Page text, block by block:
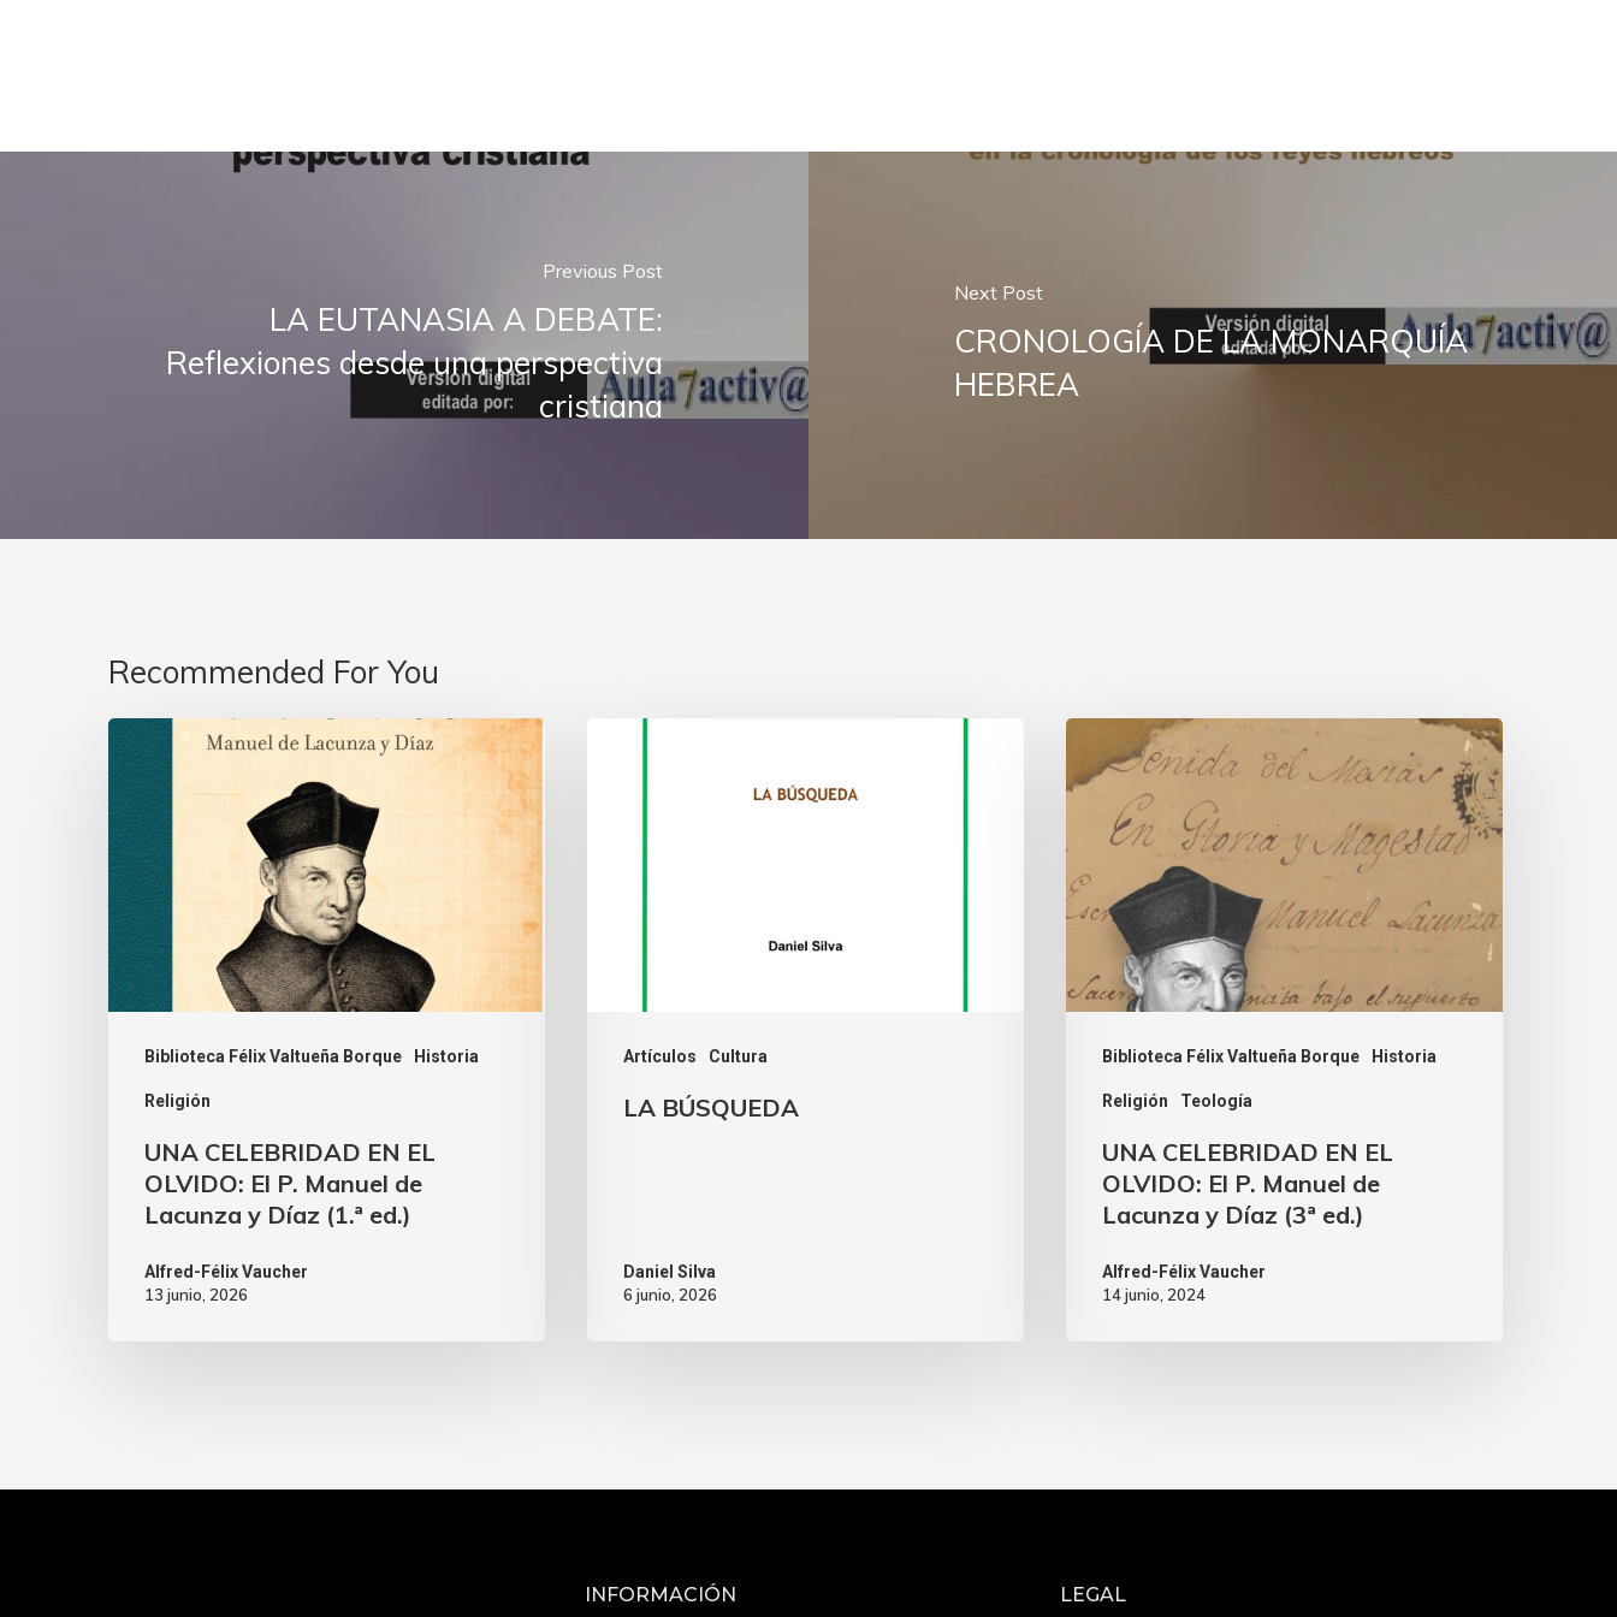
Previous Post
LA EUTANASIA A DEBATE:
Reflexiones desde una perspectiva
cristiana
Next Post
CRONOLOGÍA DE LA MONARQUÍA
HEBREA
Recommended For You
Biblioteca Félix Valtueña Borque Historia
Religión
UNA CELEBRIDAD EN EL
OLVIDO: El P. Manuel de
Lacunza y Díaz (1.ª ed.)
Alfred-Félix Vaucher
13 junio, 2026
Artículos Cultura
LA BÚSQUEDA
Daniel Silva
6 junio, 2026
Biblioteca Félix Valtueña Borque Historia
Religión Teología
UNA CELEBRIDAD EN EL
OLVIDO: El P. Manuel de
Lacunza y Díaz (3ª ed.)
Alfred-Félix Vaucher
14 junio, 2024
INFORMACIÓN LEGAL